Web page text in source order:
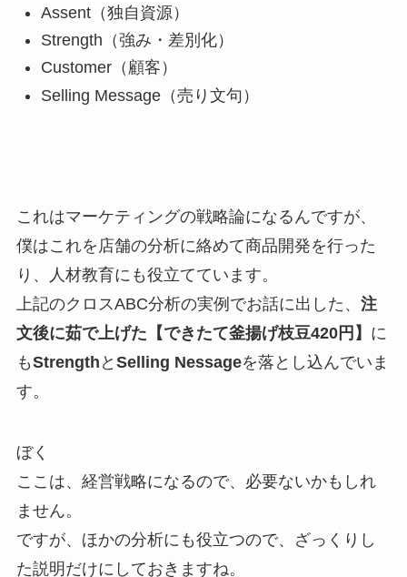
Assent（独自資源）
Strength（強み・差別化）
Customer（顧客）
Selling Message（売り文句）
これはマーケティングの戦略論になるんですが、
僕はこれを店舗の分析に絡めて商品開発を行った
り、人材教育にも役立てています。
上記のクロスABC分析の実例でお話に出した、 注
文後に茹で上げた【できたて釜揚げ枝豆420円】 に
もStrength と Selling Nessageを落とし込んでいま
す。
ぼく
ここは、経営戦略になるので、必要ないかもしれ
ません。
ですが、ほかの分析にも役立つので、ざっくりし
た説明だけにしておきますね。